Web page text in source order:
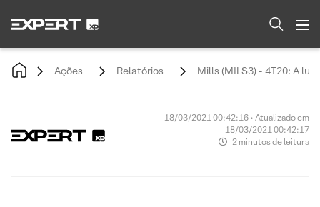
Ações Relatórios Mills (MILS3) - 4T20: A
18/03/2021 00:42:16 • Atualizado em
18/03/2021 00:42:17
2 minutos de leitura